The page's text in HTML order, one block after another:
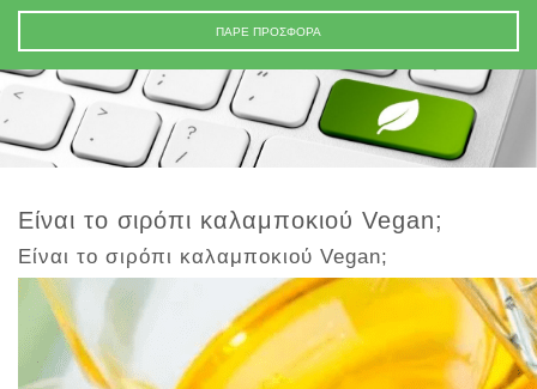
G
L
N
A
V
T
I
O
N
ΠΑΡΕ ΠΡΟΣΦΟΡΑ
Είναι το σιρόπι καλαμποκιού Vegan;
Είναι το σιρόπι καλαμποκιού Vegan;